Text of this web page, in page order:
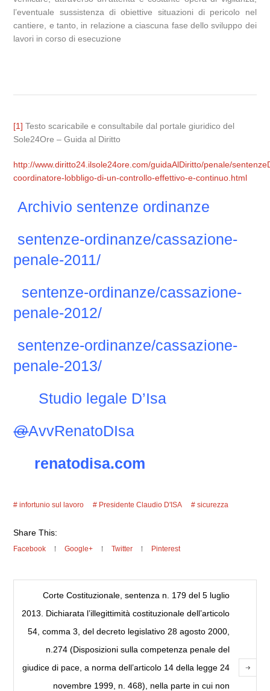
l’eventuale sussistenza di obiettive situazioni di pericolo nel
cantiere, e tanto, in relazione a ciascuna fase dello sviluppo dei
lavori in corso di esecuzione
[1] Testo scaricabile e consultabile dal portale giuridico del
Sole24Ore – Guida al Diritto
http://www.diritto24.ilsole24ore.com/guidaAlDiritto/penale/
coordinatore-lobbligo-di-un-controllo-effettivo-e-continuo.html
Archivio sentenze ordinanze
sentenze-ordinanze/cassazione-
penale-2011/
sentenze-ordinanze/cassazione-
penale-2012/
sentenze-ordinanze/cassazione-
penale-2013/
Studio legale D’Isa
@AvvRenatoDIsa
renatodisa.com
infortunio sul lavoro Presidente Claudio D'ISA sicurezza
Share This:
Facebook Google+ Twitter Pinterest
Corte Costituzionale, sentenza n. 179 del 5 luglio
2013. Dichiarata l’illegittimità costituzionale dell’articolo
54, comma 3, del decreto legislativo 28 agosto 2000,
n.274 (Disposizioni sulla competenza penale del
giudice di pace, a norma dell’articolo 14 della legge 24
novembre 1999, n. 468), nella parte in cui non